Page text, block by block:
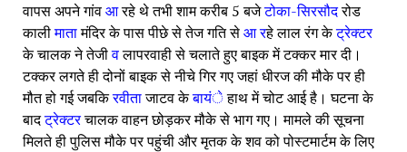
वापस अपने गांव आ रहे थे तभी शाम करीब 5 बजे टोका-सिरसौद रोड
काली माता मंदिर के पास पीछे से तेज गति से आ रहे लाल रंग के
ट्रेक्टर
के चालक ने तेजी व लापरवाही से चलाते हुए बाइक में टक्कर मार दी।
टक्कर लगते ही दोनों बाइक से नीचे गिर गए जहां धीरज की मौके पर ही
मौत हो गई जबकि रवीता जाटव के बायंे हाथ में चोट आई है। घटना के
बाद ट्रेक्टर चालक वाहन छोड़कर मौके से भाग गए। मामले कीसूचना
मिलते ही पुलिस मौके पर पहुंची और मृतक के शव को पोस्टमार्टम के लिए